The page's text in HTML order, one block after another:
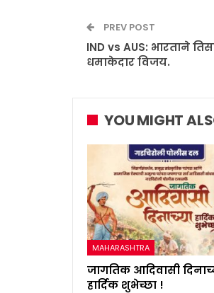
PREV POST
IND vs AUS: भारताने
धमाकेदार विजय.
YOU MIGHT
MAHARASHTRA
जागतिक आदिवासी
हार्दिक शुभेच्छा !